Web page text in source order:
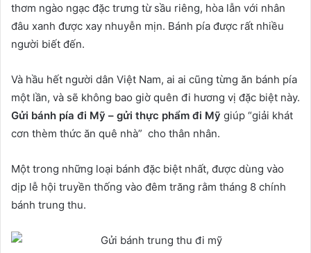
thơm ngào ngạc đặc trưng từ sầu riêng, hòa lẫn với nhân
đâu xanh được xay nhuyễn mịn. Bánh pía được rất nhiều
người biết đến.
Và hầu hết người dân Việt Nam, ai ai cũng từng ăn bánh pía
một lần, và sẽ không bao giờ quên đi hương vị đặc biệt này.
Gửi bánh pía đi Mỹ – gửi thực phẩm đi Mỹ giúp “giải khát
cơn thèm thức ăn quê nhà” cho thân nhân.
Một trong những loại bánh đặc biệt nhất, được dùng vào
dịp lễ hội truyền thống vào đêm trăng rằm tháng 8 chính
bánh trung thu.